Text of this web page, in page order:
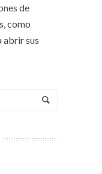
de
como
abrir sus